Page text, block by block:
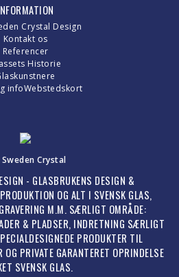
Crystal Design
Kontakt os
Referencer
Historie
infoWebstedskort
Crystal
- GLASBRUKENS DESIGN &
OG ALT I SVENSK GLAS,
M.M. SÆRLIGT OMRÅDE:
& PLADSER, INDRETNING SÆRLIGT
PRODUKTER TIL
OG PRIVATE GARANTERET OPRINDELSE
SVENSK GLAS.